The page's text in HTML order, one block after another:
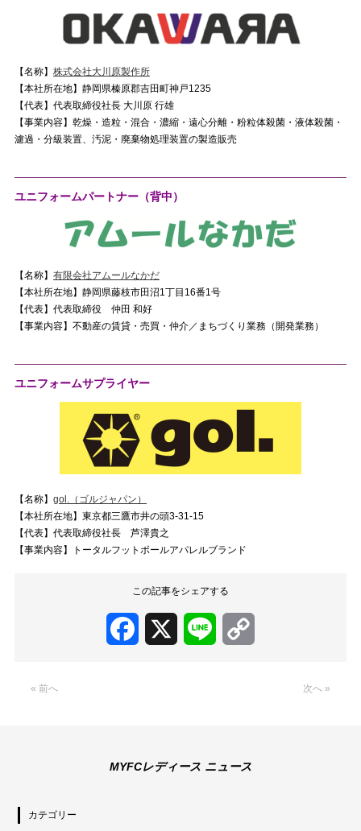
【名称】 株式会社大川原製作所
【本社所在地】静岡県榛原郡吉田町神戸1235
【代表】代表取締役社長 大川原 行雄
【事業内容】乾燥・造粒・混合・濃縮・遠心分離・粉粒体殺菌・液体殺菌・
濾過・分級装置、汚泥・廃棄物処理装置の製造販売
ユニフォームパートナー（背中）
【名称】 有限会社アムールなかだ
【本社所在地】静岡県藤枝市田沼1丁目16番1号
【代表】代表取締役 仲田 和好
【事業内容】不動産の賃貸・売買・仲介／まちづくり業務（開発業務）
ユニフォームサプライヤー
【名称】 gol.（ゴルジャパン）
【本社所在地】東京都三鷹市井の頭3-31-15
【代表】代表取締役社長 芦澤貴之
【事業内容】トータルフットボールアパレルブランド
この記事をシェアする
Facebook Line
« 前へ 次へ »
MYFCレディース ニュース
カテゴリー